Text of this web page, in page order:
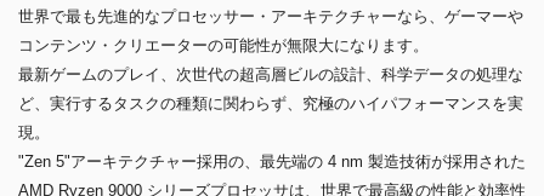
世界で最も先進的なプロセッサー・アーキテクチャーなら、ゲーマーや
コンテンツ・クリエーターの可能性が無限大になります。
最新ゲームのプレイ、次世代の超高層ビルの設計、科学データの処理な
ど、実行するタスクの種類に関わらず、究極のハイパフォーマンスを実
現。
"Zen 5"アーキテクチャー採用の、最先端の 4 nm 製造技術が採用された
AMD Ryzen 9000 シリーズプロセッサは、世界で最高級の性能と効率性